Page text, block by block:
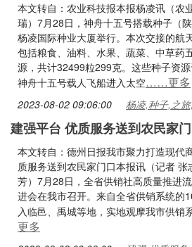
本文转自：农业科技报本报杨凌讯（农
瑞）7月28日，神舟十五号搭载种子（
杨凌国际种业大厦举行。本次交接的航
包括粮食、油料、水果、蔬菜、中草药
源，共计32499粒299克。这些种子资
神舟十五号载人飞船进入太空……更多
2023-08-02 09:06:00 杨凌,种子,之
建强平台 优质服务送到农民家
本文转自：德州日报我市聚力打造现代
质服务送到农民家门口本报讯（记者
芳）7月28日，全省供销社高质量推进
进会在我市召开。来自全省供销系统的
入临邑、禹城等地，实地观摩我市供销
更多